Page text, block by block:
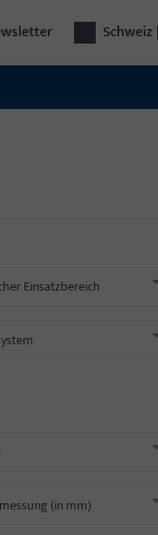
Einsatzbereich
(in mm)